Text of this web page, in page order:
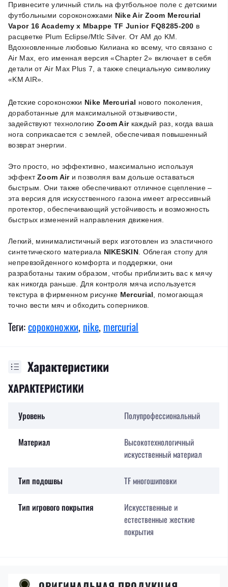
Привнесите уличный стиль на футбольное поле с детскими
футбольными сороконожками Nike Air Zoom Mercurial
Vapor 16 Academy x Mbappe TF Junior FQ8285-200 в
расцветке Plum Eclipse/Mtlc Silver. От AM до KM.
Вдохновленные любовью Килиана ко всему, что связано с
Air Max, его именная версия «Chapter 2» включает в себя
детали от Air Max Plus 7, а также специальную символику
«KM AIR».
Детские сороконожки Nike Mercurial нового поколения,
доработанные для максимальной отзывчивости,
задействуют технологию Zoom Airкаждый раз, когда ваша
нога соприкасается с землей, обеспечивая повышенный
возврат энергии.
Это просто, но эффективно, максимально используя
эффектZoom Airи позволяя вам дольше оставаться
быстрым. Они также обеспечивают отличное сцепление –
эта версия для искусственного газона имеет агрессивный
протектор, обеспечивающий устойчивость и возможность
быстрых изменений направления движения.
Легкий, минималистичный верх изготовлен из эластичного
синтетического материала NIKESKIN. Облегая стопу для
непревзойденного комфорта и поддержки, они
разработаны таким образом, чтобы приблизить вас к мячу
как никогда раньше. Для контроля мяча используется
текстура в фирменном рисунке Mercurial , помогающая
точно вести мяч и обходить соперников.
Теги:сороконожки, nike, mercurial
Характеристики
ХАРАКТЕРИСТИКИ
Уровень Полупрофессиональный
Материал
Высокотехнологичный
искусственный материал
Тип подошвы TF многошиповки
Тип игрового покрытия
Искусственные и
естественные жесткие
покрытия